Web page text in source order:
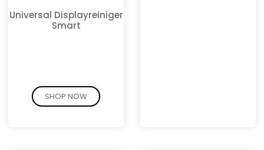
Universal Displayreiniger
Smart
SHOP NOW